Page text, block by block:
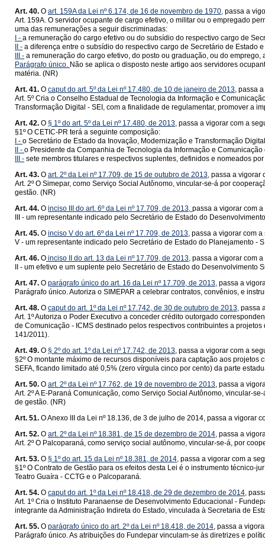
Art. 40. O art. 159A da Lei nº 6.174, de 16 de novembro de 1970, passa a
Art. 159A. O servidor ocupante de cargo efetivo, o militar ou o empregado
uma das remunerações a seguir discriminadas:
I - a remuneração do cargo efetivo ou do subsídio do respectivo cargo de
II - a diferença entre o subsídio do respectivo cargo de Secretário de Estado
III - a remuneração do cargo efetivo, do posto ou graduação, ou do
Parágrafo único. Não se aplica o disposto neste artigo aos servidores
matéria. (NR)
Art. 41. O caput do art. 5º da Lei nº 17.480, de 10 de janeiro de 2013, passa
Art. 5º Cria o Conselho Estadual de Tecnologia da Informação e
Transformação Digital - SEI, com a finalidade de regulamentar, promover a
Art. 42. O § 1º do art. 5º da Lei nº 17.480, de 2013, passa a vigorar com a
§1º O CETIC-PR terá a seguinte composição:
I - o Secretário de Estado da Inovação, Modernização e Transformação
II - o Presidente da Companhia de Tecnologia da Informação e
III - sete membros titulares e respectivos suplentes, definidos e nomeados
Art. 43. O art. 2º da Lei nº 17.709, de 15 de outubro de 2013, passa a vigorar
Art. 2º O Simepar, como Serviço Social Autônomo, vincular-se-á por
gestão. (NR)
Art. 44. O inciso III do art. 6º da Lei nº 17.709, de 2013, passa a vigorar com
III - um representante indicado pelo Secretário de Estado do
Art. 45. O inciso V do art. 6º da Lei nº 17.709, de 2013, passa a vigorar com
V - um representante indicado pelo Secretário de Estado do Planejamento -
Art. 46. O inciso II do art. 13 da Lei nº 17.709, de 2013, passa a vigorar com
II - um efetivo e um suplente pelo Secretário de Estado do Desenvolvimento
Art. 47. O parágrafo único do art. 16 da Lei nº 17.709, de 2013, passa a
Parágrafo único. Autoriza o SIMEPAR a celebrar contratos, convênios, e
Art. 48. O caput do art. 1º da Lei nº 17.742, de 30 de outubro de 2013, passa
Art. 1º Autoriza o Poder Executivo a conceder crédito outorgado
de Comunicação - ICMS destinado pelos respectivos contribuintes a
141/2011).
Art. 49. O § 2º do art. 1º da Lei nº 17.742, de 2013, passa a vigorar com a
§2º O montante máximo de recursos disponíveis para captação aos
SEFA, ficando limitado até 0,5% (zero vírgula cinco por cento) da parte
Art. 50. O art. 2º da Lei nº 17.762, de 19 de novembro de 2013, passa a
Art. 2º A E-Paraná Comunicação, como Serviço Social Autônomo, vincular-
de gestão. (NR)
Art. 51. O Anexo III da Lei nº 18.136, de 3 de julho de 2014, passa a vigorar
Art. 52. O art. 2º da Lei nº 18.381, de 15 de dezembro de 2014, passa a
Art. 2º O Palcoparaná, como serviço social autônomo, vincular-se-á, por
Art. 53. O § 1º do art. 15 da Lei nº 18.381, de 2014, passa a vigorar com a
§1º O Contrato de Gestão para os efeitos desta Lei é o instrumento
Teatro Guaíra - CCTG e o Palcoparaná.
Art. 54. O caput do art. 1º da Lei nº 18.418, de 29 de dezembro de 2014,
Art. 1º Cria o Instituto Paranaense de Desenvolvimento Educacional -
integrante da Administração Indireta do Estado, vinculada à Secretaria de
Art. 55. O parágrafo único do art. 2º da Lei nº 18.418, de 2014, passa a
Parágrafo único. As atribuições do Fundepar vinculam-se às diretrizes e